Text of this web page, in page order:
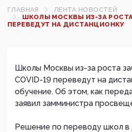
ГЛАВНАЯ
ЛЕНТА НОВОСТЕЙ
ШКОЛЫ МОСКВЫ ИЗ-ЗА
ПЕРЕВЕДУТ НА ДИСТАНЦИОНКУ
Школы Москвы из-за роста
COVID-19 переведут на
обучение. Об этом, как
заявил замминистра
Решение по переводу школ в